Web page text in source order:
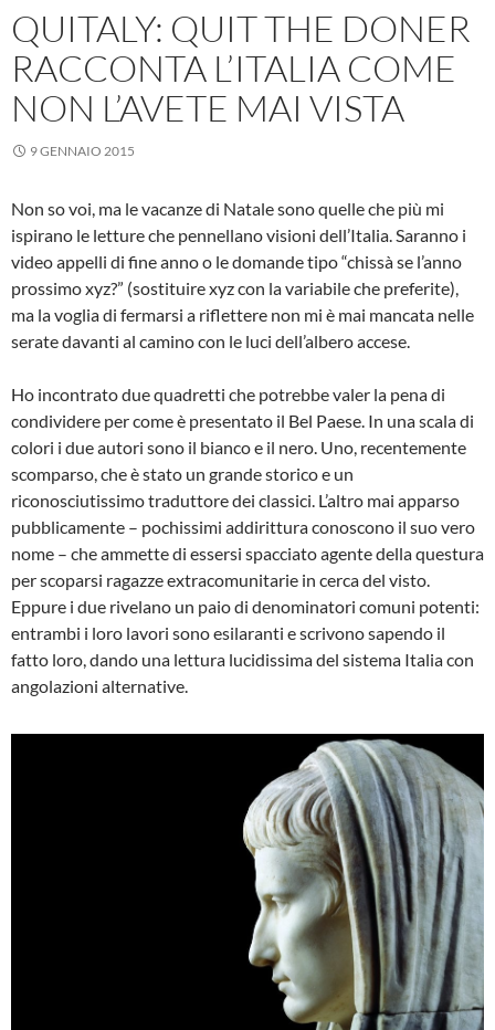
QUITALY: QUIT THE DONER
RACCONTA L’ITALIA COME
NON L’AVETE MAI VISTA
9 GENNAIO 2015
Non so voi, ma le vacanze di Natale sono quelle che più mi
ispirano le letture che pennellano visioni dell’Italia. Saranno i
video appelli di fine anno o le domande tipo “chissà se l’anno
prossimo xyz?” (sostituire xyz con la variabile che preferite),
ma la voglia di fermarsi a riflettere non mi è mai mancata nelle
serate davanti al camino con le luci dell’albero accese.
Ho incontrato due quadretti che potrebbe valer la pena di
condividere per come è presentato il Bel Paese. In una scala di
colori i due autori sono il bianco e il nero. Uno, recentemente
scomparso, che è stato un grande storico e un
riconosciutissimo traduttore dei classici. L’altro mai apparso
pubblicamente – pochissimi addirittura conoscono il suo vero
nome – che ammette di essersi spacciato agente della questura
per scoparsi ragazze extracomunitarie in cerca del visto.
Eppure i due rivelano un paio di denominatori comuni potenti:
entrambi i loro lavori sono esilaranti e scrivono sapendo il
fatto loro, dando una lettura lucidissima del sistema Italia con
angolazioni alternative.